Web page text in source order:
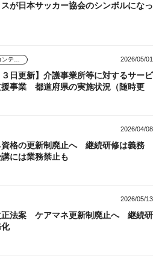
が日本サッカー協会のシンボルになっ
お役立ちコンテンツ 2026/05/01
３日更新】介護事業所等に対するサービ
援事業 都道府県の実施状況（随時更
2026/04/08
資格の更新制廃止へ 継続研修は義務
には業務禁止も
2026/05/13
正法案 ケアマネ更新制廃止へ 継続研